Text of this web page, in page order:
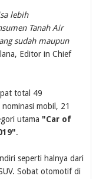
lebih
Tanah Air
sudah maupun
Editor in Chief
total 49
mobil, 21
utama "Car of
.
seperti halnya dari
Sobat otomotif di